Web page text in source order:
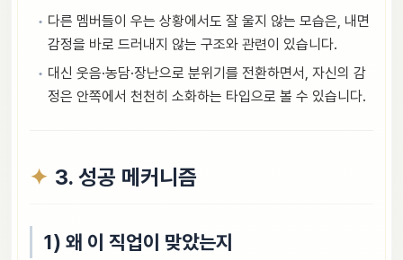
다른 멤버들이 우는 상황에서도 잘 울지 않는 모습은, 내면
감정을 바로 드러내지 않는 구조와 관련이 있습니다.
대신 웃음·농담·장난으로 분위기를 전환하면서, 자신의 감
정은 안쪽에서 천천히 소화하는 타입으로 볼 수 있습니다.
3. 성공 메커니즘
1) 왜 이 직업이 맞았는지